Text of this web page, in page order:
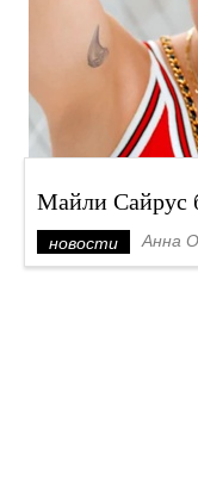
Майли Сайрус
новости Анна